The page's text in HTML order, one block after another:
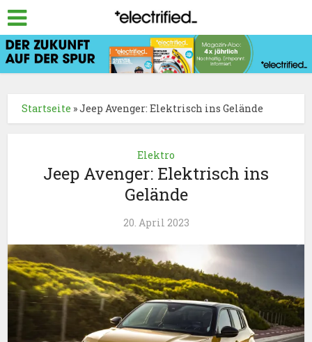
Startseite »Jeep Avenger: Elektrisch ins Gelände
Elektro
Jeep Avenger: Elektrisch ins
Gelände
20. April 2023